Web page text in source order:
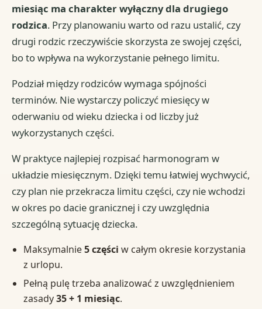
miesiąc ma charakter wyłączny dla drugiego
rodzica. Przy planowaniu warto od razu ustalić, czy
drugi rodzic rzeczywiście skorzysta ze swojej części,
bo to wpływa na wykorzystanie pełnego limitu.
Podział między rodziców wymaga spójności
terminów. Nie wystarczy policzyć miesięcy w
oderwaniu od wieku dziecka i od liczby już
wykorzystanych części.
W praktyce najlepiej rozpisać harmonogram w
układzie miesięcznym. Dzięki temu łatwiej wychwycić,
czy plan nie przekracza limitu części, czy nie wchodzi
w okres po dacie granicznej i czy uwzględnia
szczególną sytuację dziecka.
Maksymalnie5 części w całym okresie korzystania
z urlopu.
Pełną pulę trzeba analizować z uwzględnieniem
zasady35 + 1 miesiąc.